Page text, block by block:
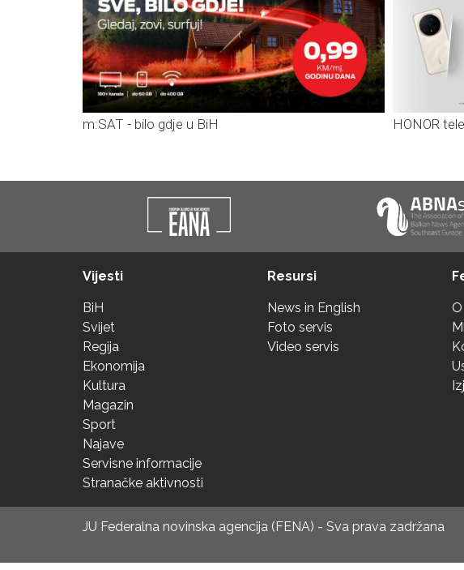
m:SAT - bilo gdje u BiH HONOR
Vijesti
BiH
Svijet
Regija
Ekonomija
Kultura
Magazin
Sport
Najave
Servisne informacije
Stranačke aktivnosti
Resursi
News in English
Foto servis
Video servis
JU Federalna novinska agencija (FENA) - Sva prava zadržana